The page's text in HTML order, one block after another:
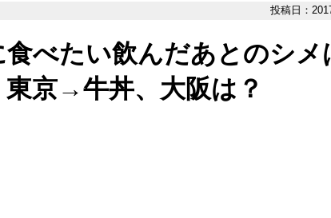
投稿日：
食べたい飲んだあとのシ
京→牛丼、大阪は？